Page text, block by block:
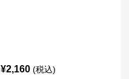
¥2,160 (税込)